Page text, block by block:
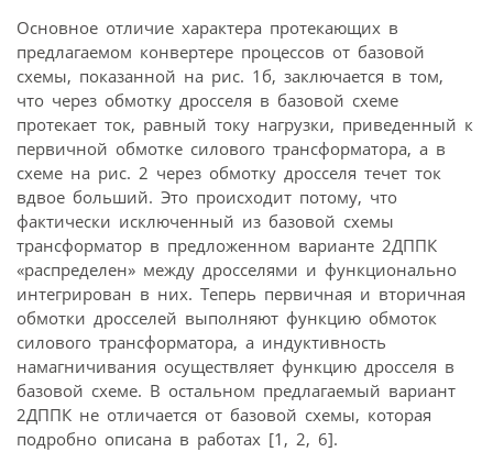
Основное отличие характера протекающих в
предлагаемом конвертере процессов от базовой
схемы, показанной на рис. 1б, заключается в том,
что через обмотку дросселя в базовой схеме
протекает ток, равный току нагрузки, приведенный к
первичной обмотке силового трансформатора, а в
схеме на рис. 2 через обмотку дросселя течет ток
вдвое больший. Это происходит потому, что
фактически исключенный из базовой схемы
трансформатор в предложенном варианте 2ДППК
«распределен» между дросселями и функционально
интегрирован в них. Теперь первичная и вторичная
обмотки дросселей выполняют функцию обмоток
силового трансформатора, а индуктивность
намагничивания осуществляет функцию дросселя в
базовой схеме. В остальном предлагаемый вариант
2ДППК не отличается от базовой схемы, которая
подробно описана в работах [1, 2, 6].